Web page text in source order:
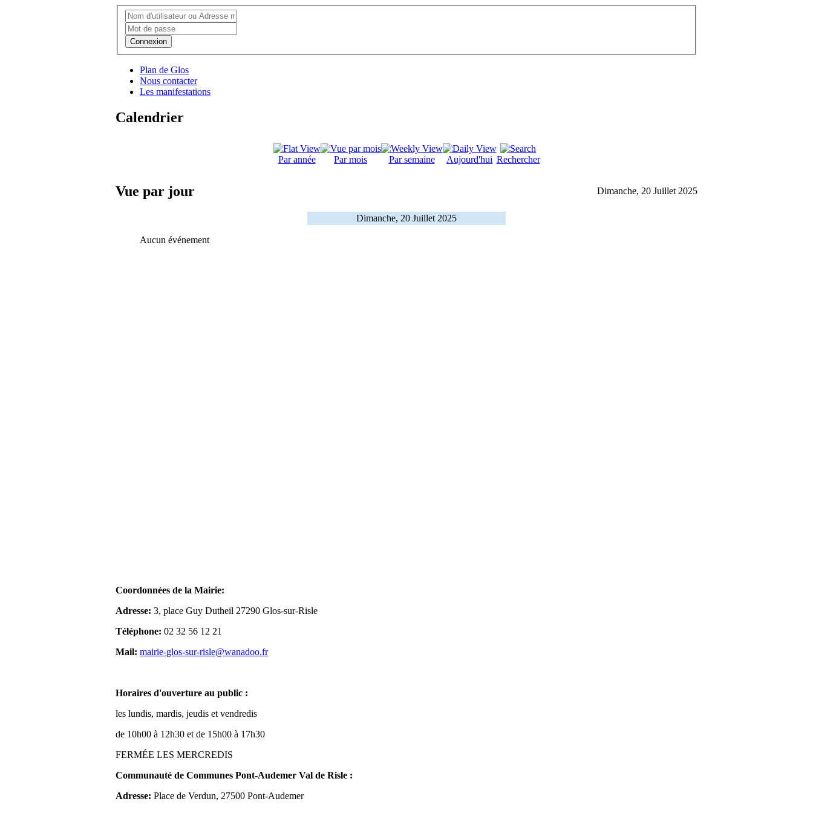
Connexion
Plan de Glos
Nous contacter
Les manifestations
Calendrier
Par année Par mois Par semaine Aujourd'hui Rechercher
Vue par jour Dimanche, 20 Juillet 2025
Dimanche, 20 Juillet 2025
Aucun événement
Coordonnées de la Mairie:
Adresse: 3, place Guy Dutheil 27290 Glos-sur-Risle
Téléphone: 02 32 56 12 21
Mail: mairie-glos-sur-risle@wanadoo.fr
Horaires d'ouverture au public :
les lundis, mardis, jeudis et vendredis
de 10h00 à 12h30 et de 15h00 à 17h30
FERMÉE LES MERCREDIS
Communauté de Communes Pont-Audemer Val de Risle :
Adresse: Place de Verdun, 27500 Pont-Audemer